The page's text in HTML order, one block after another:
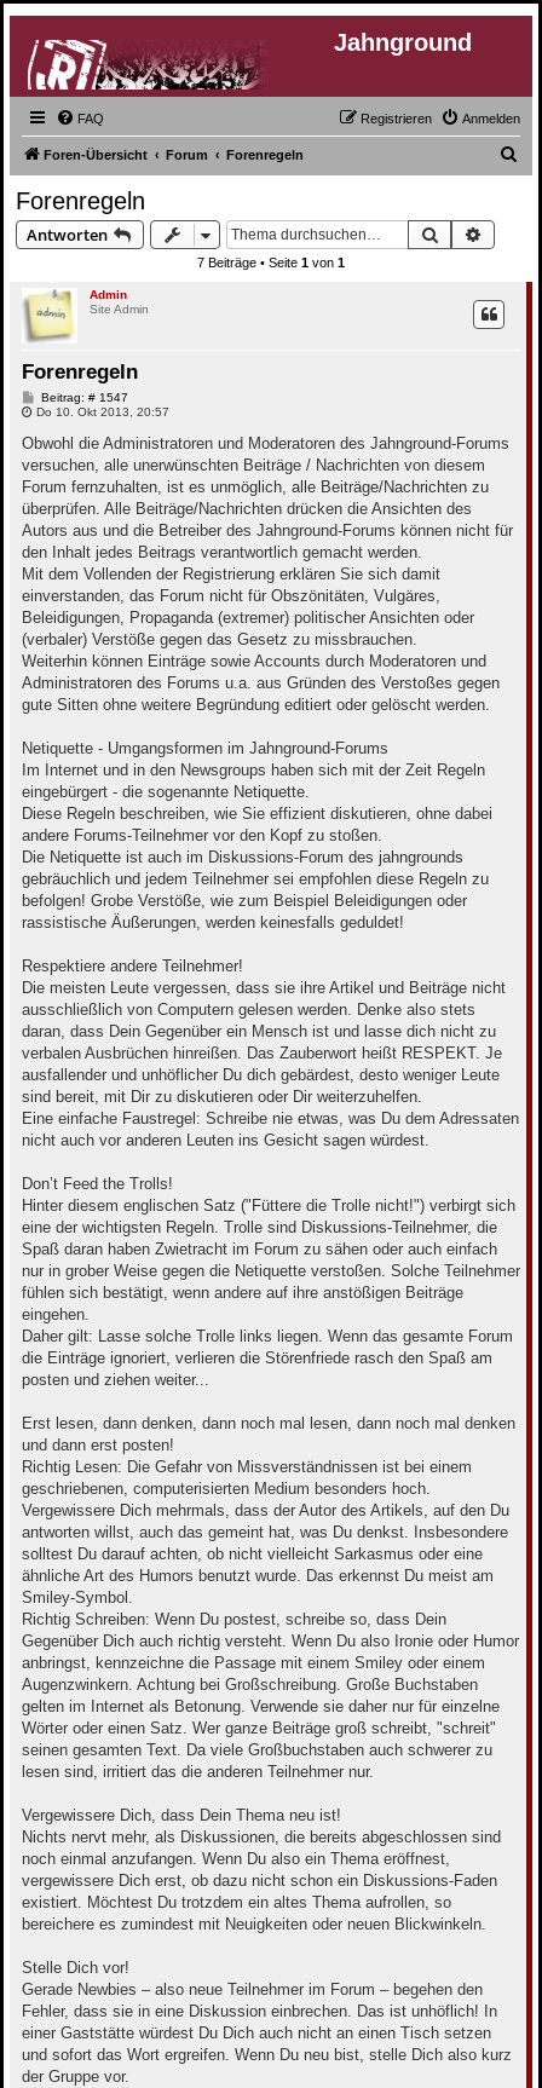
Jahnground
FAQ Anmelden
Registrieren
Foren-Übersicht Forum Forenregeln
Forenregeln
Antworten Suche
7 Beiträge • Seite 1 von 1
Admin
Site Admin
Forenregeln
Beitrag: # 1547B
e
t
a
g
Do 10. Okt 2013, 20:57
Obwohl die Administratoren und Moderatoren des Jahnground-Forums
versuchen, alle unerwünschten Beiträge / Nachrichten von diesem
Forum fernzuhalten, ist es unmöglich, alle Beiträge/Nachrichten zu
überprüfen. Alle Beiträge/Nachrichten drücken die Ansichten des
Autors aus und die Betreiber des Jahnground-Forums können nicht für
den Inhalt jedes Beitrags verantwortlich gemacht werden.
Mit dem Vollenden der Registrierung erklären Sie sich damit
einverstanden, das Forum nicht für Obszönitäten, Vulgäres,
Beleidigungen, Propaganda (extremer) politischer Ansichten oder
(verbaler) Verstöße gegen das Gesetz zu missbrauchen.
Weiterhin können Einträge sowie Accounts durch Moderatoren und
Administratoren des Forums u.a. aus Gründen des Verstoßes gegen
gute Sitten ohne weitere Begründung editiert oder gelöscht werden.
Netiquette - Umgangsformen im Jahnground-Forums
Im Internet und in den Newsgroups haben sich mit der Zeit Regeln
eingebürgert - die sogenannte Netiquette.
Diese Regeln beschreiben, wie Sie effizient diskutieren, ohne dabei
andere Forums-Teilnehmer vor den Kopf zu stoßen.
Die Netiquette ist auch im Diskussions-Forum des jahngrounds
gebräuchlich und jedem Teilnehmer sei empfohlen diese Regeln zu
befolgen! Grobe Verstöße, wie zum Beispiel Beleidigungen oder
rassistische Äußerungen, werden keinesfalls geduldet!
Respektiere andere Teilnehmer!
Die meisten Leute vergessen, dass sie ihre Artikel und Beiträge nicht
ausschließlich von Computern gelesen werden. Denke also stets
daran, dass Dein Gegenüber ein Mensch ist und lasse dich nicht zu
verbalen Ausbrüchen hinreißen. Das Zauberwort heißt RESPEKT. Je
ausfallender und unhöflicher Du dich gebärdest, desto weniger Leute
sind bereit, mit Dir zu diskutieren oder Dir weiterzuhelfen.
Eine einfache Faustregel: Schreibe nie etwas, was Du dem Adressaten
nicht auch vor anderen Leuten ins Gesicht sagen würdest.
Don’t Feed the Trolls!
Hinter diesem englischen Satz ("Füttere die Trolle nicht!") verbirgt sich
eine der wichtigsten Regeln. Trolle sind Diskussions-Teilnehmer, die
Spaß daran haben Zwietracht im Forum zu sähen oder auch einfach
nur in grober Weise gegen die Netiquette verstoßen. Solche Teilnehmer
fühlen sich bestätigt, wenn andere auf ihre anstößigen Beiträge
eingehen.
Daher gilt: Lasse solche Trolle links liegen. Wenn das gesamte Forum
die Einträge ignoriert, verlieren die Störenfriede rasch den Spaß am
posten und ziehen weiter...
Erst lesen, dann denken, dann noch mal lesen, dann noch mal denken
und dann erst posten!
Richtig Lesen: Die Gefahr von Missverständnissen ist bei einem
geschriebenen, computerisierten Medium besonders hoch.
Vergewissere Dich mehrmals, dass der Autor des Artikels, auf den Du
antworten willst, auch das gemeint hat, was Du denkst. Insbesondere
solltest Du darauf achten, ob nicht vielleicht Sarkasmus oder eine
ähnliche Art des Humors benutzt wurde. Das erkennst Du meist am
Smiley-Symbol.
Richtig Schreiben: Wenn Du postest, schreibe so, dass Dein
Gegenüber Dich auch richtig versteht. Wenn Du also Ironie oder Humor
anbringst, kennzeichne die Passage mit einem Smiley oder einem
Augenzwinkern. Achtung bei Großschreibung. Große Buchstaben
gelten im Internet als Betonung. Verwende sie daher nur für einzelne
Wörter oder einen Satz. Wer ganze Beiträge groß schreibt, "schreit"
seinen gesamten Text. Da viele Großbuchstaben auch schwerer zu
lesen sind, irritiert das die anderen Teilnehmer nur.
Vergewissere Dich, dass Dein Thema neu ist!
Nichts nervt mehr, als Diskussionen, die bereits abgeschlossen sind
noch einmal anzufangen. Wenn Du also ein Thema eröffnest,
vergewissere Dich erst, ob dazu nicht schon ein Diskussions-Faden
existiert. Möchtest Du trotzdem ein altes Thema aufrollen, so
bereichere es zumindest mit Neuigkeiten oder neuen Blickwinkeln.
Stelle Dich vor!
Gerade Newbies – also neue Teilnehmer im Forum – begehen den
Fehler, dass sie in eine Diskussion einbrechen. Das ist unhöflich! In
einer Gaststätte würdest Du Dich auch nicht an einen Tisch setzen
und sofort das Wort ergreifen. Wenn Du neu bist, stelle Dich also kurz
der Gruppe vor.